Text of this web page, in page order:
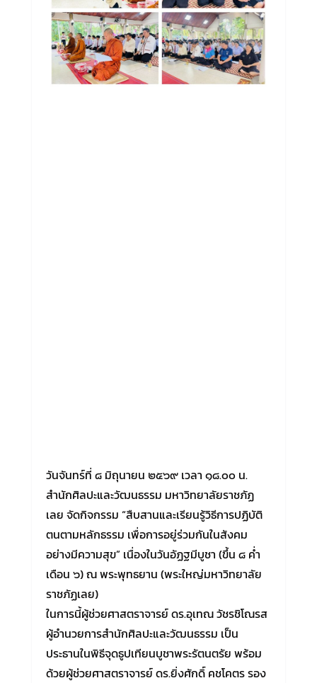
วันจันทร์ที่ ๘ มิถุนายน ๒๕๖๙ เวลา ๑๘.๐๐ น.
สำนักศิลปะและวัฒนธรรม มหาวิทยาลัยราชภัฏ
เลย จัดกิจกรรม “สืบสานและเรียนรู้วิธีการปฏิบัติ
ตนตามหลักธรรม เพื่อการอยู่ร่วมกันในสังคม
อย่างมีความสุข” เนื่องในวันอัฏฐมีบูชา (ขึ้น ๘ ค่ำ
เดือน ๖) ณ พระพุทธยาน (พระใหญ่มหาวิทยาลัย
ราชภัฏเลย)
ในการนี้ผู้ช่วยศาสตราจารย์ ดร.อุเทณ วัชรชิโณรส
ผู้อำนวยการสำนักศิลปะและวัฒนธรรม เป็น
ประธานในพิธีจุดธูปเทียนบูชาพระรัตนตรัย พร้อม
ด้วยผู้ช่วยศาสตราจารย์ ดร.ยิ่งศักดิ์ คชโคตร รอง